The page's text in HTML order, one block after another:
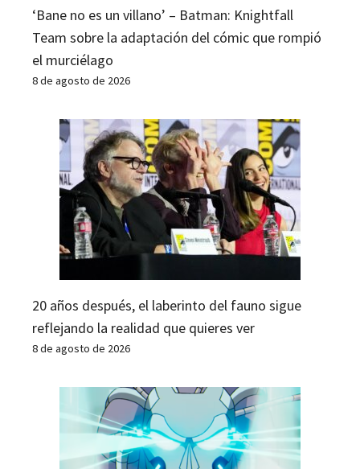
‘Bane no es un villano’ – Batman: Knightfall
Team sobre la adaptación del cómic que rompió
el murciélago
8 de agosto de 2026
20 años después, el laberinto del fauno sigue
reflejando la realidad que quieres ver
8 de agosto de 2026